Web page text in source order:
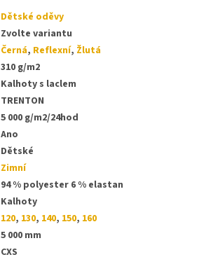
Dětské oděvy
Zvolte variantu
Černá, Reflexní, Žlutá
310 g/m2
Kalhoty s laclem
TRENTON
5 000 g/m2/24hod
Ano
Dětské
Zimní
94 % polyester 6 % elastan
Kalhoty
120, 130, 140, 150, 160
5 000 mm
CXS